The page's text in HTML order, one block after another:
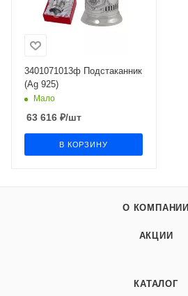
3401071013ф Подстаканник
(Ag 925)
Мало
63 616 ₽/шт
В КОРЗИНУ
О КОМПАНИИ
АКЦИИ
КАТАЛОГ